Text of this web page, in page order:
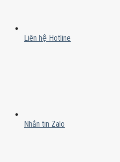
Liên hệ Hotline
Nhắn tin Zalo